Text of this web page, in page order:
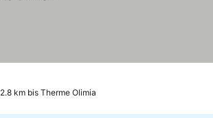
2.8 km bis Therme Olimia